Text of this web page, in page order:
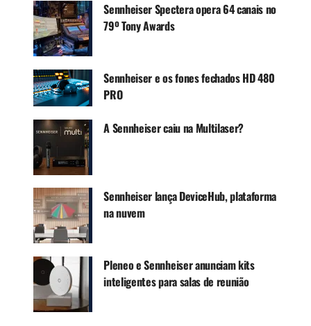
CONTINUE ACOMPANHANDO
Receba novas matérias do Música & Mercado no
WhatsApp e no Google News.
O deployment do Spectera aconteceu em
conjunto com as empresas de rental
Sonido, Chino Santana Refuerzo Sonoro e
Spectra , nos palcos
Cenco Malls, Banco de Chile,
Lotus Stage e Kidzapalooza
bodypacks bidirecionais
Sennheiser Spectera opera 64 canais no
79º Tony Awards
Sennheiser e os fones fechados HD 480
PRO
A Sennheiser caiu na Multilaser?
Sennheiser lança DeviceHub, plataforma
na nuvem
Pleneo e Sennheiser anunciam kits
inteligentes para salas de reunião